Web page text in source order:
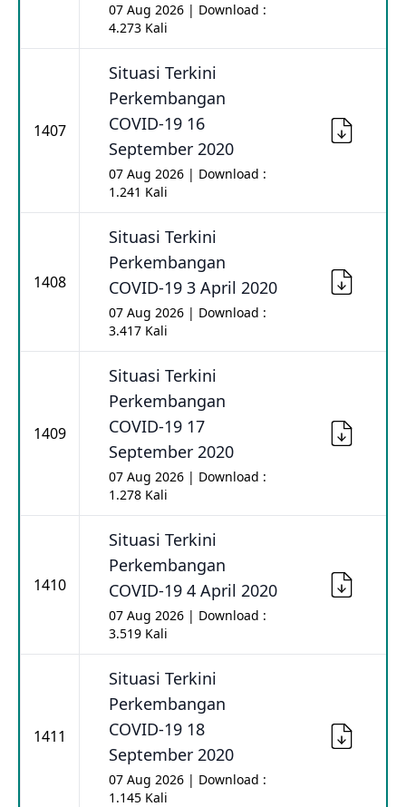
07 Aug 2026 | Download :
4.273 Kali
1407
Situasi Terkini
Perkembangan
COVID-19 16
September 2020
07 Aug 2026 | Download :
1.241 Kali
1408
Situasi Terkini
Perkembangan
COVID-19 3 April 2020
07 Aug 2026 | Download :
3.417 Kali
1409
Situasi Terkini
Perkembangan
COVID-19 17
September 2020
07 Aug 2026 | Download :
1.278 Kali
1410
Situasi Terkini
Perkembangan
COVID-19 4 April 2020
07 Aug 2026 | Download :
3.519 Kali
1411
Situasi Terkini
Perkembangan
COVID-19 18
September 2020
07 Aug 2026 | Download :
1.145 Kali